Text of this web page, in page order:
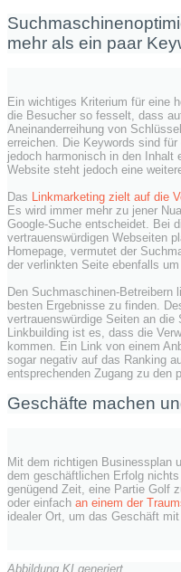
mehr als ein paar
Ein wichtiges Kriterium für eine
die Besucher so fesselt, dass
Aneinanderreihung von
erreichen. Die Keywords sind
jedoch harmonisch in den Inhalt
Website steht jedoch eine
Das Linkmarketing zielt auf die
Es wird immer mehr zu jener
Google-Suche entscheidet. Bei
vertrauenswürdigen Webseiten
Homepage, vermutet der
der verlinkten Seite ebenfalls
Den Suchmaschinen-Betreibern
besten Ergebnisse zu finden.
vertrauenswürdige Seiten an
Linkbuilding ist es, dass die
kommen. Ein Link von einem
sogar negativ auf das Ranking
entsprechenden Zugang zu den
Geschäfte machen
Mit dem richtigen Businessplan
dem geschäftlichen Erfolg
genügend Zeit, eine Partie Golf
oder einfach an einem der
idealer Ort, um das Geschäft
Abbildung KI generiert